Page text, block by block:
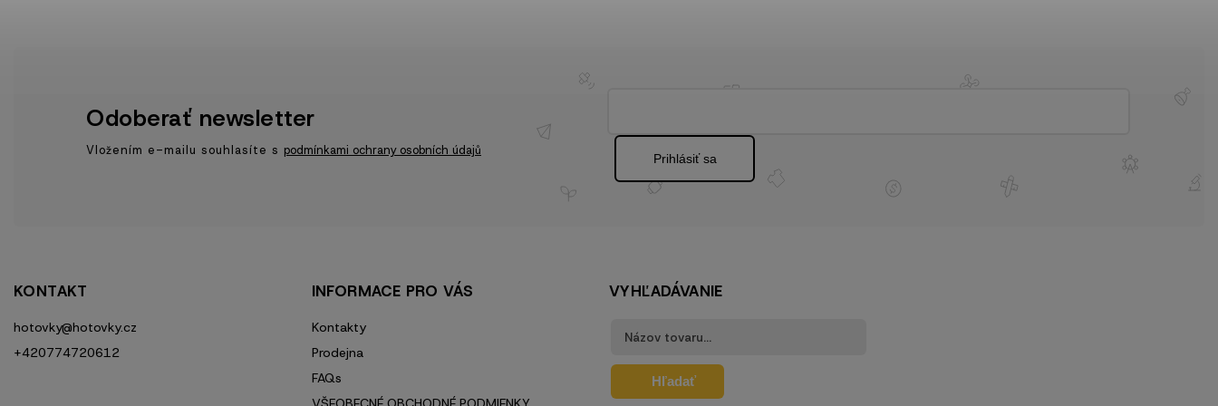
KONTAKT
hotovky@hotovky.cz
+420774720612
INFORMACE PRO VÁS
Kontakty
Prodejna
FAQs
VYHĽADÁVANIE
Hľadať
Odoberať newsletter
Vložením e-mailu souhlasíte s podmínkami ochrany osobních údajů
Prihlásiť sa